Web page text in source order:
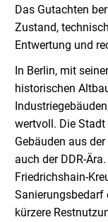
Das Gutachten
Zustand,
Entwertung und
In Berlin, mit
historischen
wertvoll. Die
Gebäuden aus
auch der DDR-
Friedrichshain-
Sanierungsbedarf
kürzere